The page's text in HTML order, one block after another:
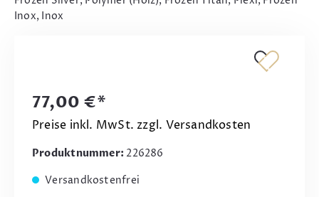
Inox, Inox
77,00 €*
Preise inkl. MwSt. zzgl. Versandkosten
Produktnummer: 226286
Versandkostenfrei